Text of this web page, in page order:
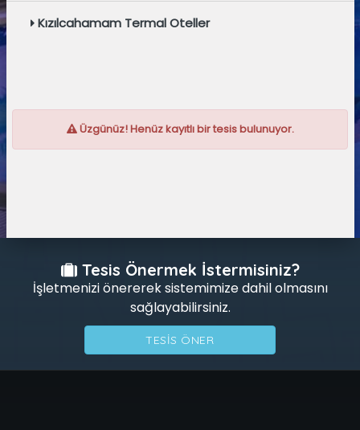
Kızılcahamam Termal Oteller
Üzgünüz! Henüz kayıtlı bir tesis bulunuyor.
Tesis Önermek İstermisiniz?
İşletmenizi önererek sistemimize dahil olmasını
sağlayabilirsiniz.
TESIS ÖNER